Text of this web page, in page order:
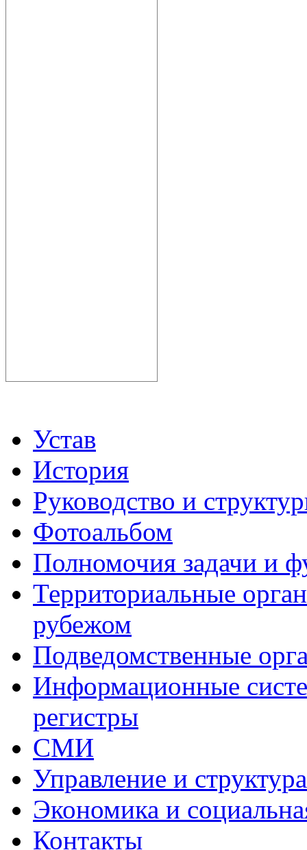
Устав
История
Руководство и
Фотоальбом
Полномочия задачи и
Территориальные
рубежом
Подведомственные
Информационные
регистры
СМИ
Управление и
Экономика и
Контакты